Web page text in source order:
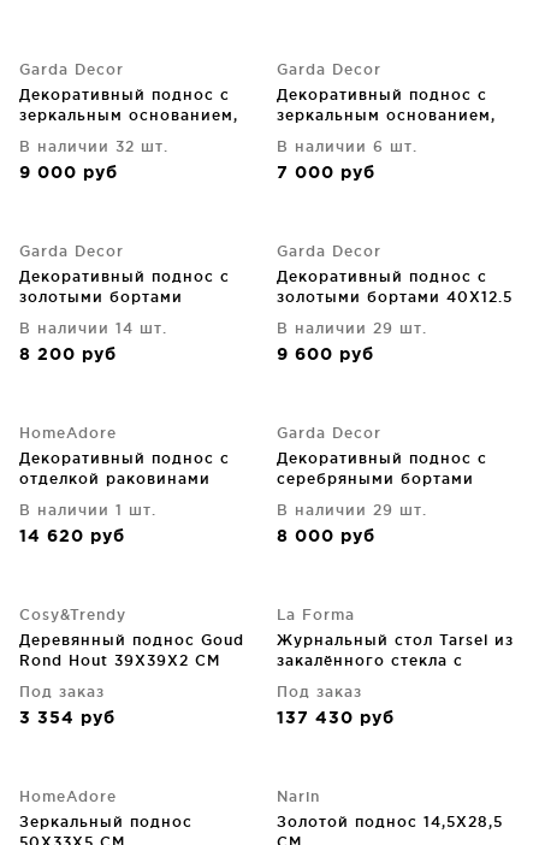
Garda Decor
Декоративный поднос с
зеркальным основанием,
В наличии 32 шт.
9 000 руб
Garda Decor
Декоративный поднос с
зеркальным основанием,
В наличии 6 шт.
7 000 руб
Garda Decor
Декоративный поднос с
золотыми бортами
В наличии 14 шт.
8 200 руб
Garda Decor
Декоративный поднос с
золотыми бортами 40X12.5
В наличии 29 шт.
9 600 руб
HomeAdore
Декоративный поднос с
отделкой раковинами
В наличии 1 шт.
14 620 руб
Garda Decor
Декоративный поднос с
серебряными бортами
В наличии 29 шт.
8 000 руб
Cosy&Trendy
Деревянный поднос Goud
Rond Hout 39X39X2 CM
Под заказ
3 354 руб
La Forma
Журнальный стол Tarsel из
закалённого стекла с
и конструкцией из
шлифованной
Под заказ
137 430 руб
HomeAdore
Зеркальный поднос
Narin
Золотой поднос 14,5X28,5